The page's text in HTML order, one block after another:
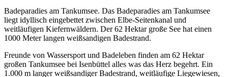
Badeparadies am Tankumsee. Das Badeparadies am Tankumsee
liegt idyllisch eingebettet zwischen Elbe-Seitenkanal und
weitläufigen Kiefernwäldern. Der 62 Hektar große See hat einen
1000 Meter langen weißsandigen Badestrand.
Freunde von Wassersport und Badeleben finden am 62 Hektar
großen Tankumsee bei Isenbüttel alles was das Herz begehrt. Ein
1.000 m langer weißsandiger Badestrand, weitläufige Liegewiesen,